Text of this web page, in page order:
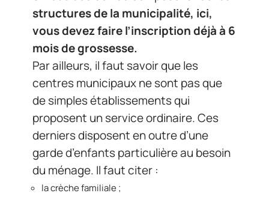
structures de la municipalité, ici,
vous devez faire l’inscription déjà à 6
mois de grossesse.
Par ailleurs, il faut savoir que les
centres municipaux ne sont pas que
de simples établissements qui
proposent un service ordinaire. Ces
derniers disposent en outre d’une
garde d’enfants particulière au besoin
du ménage. Il faut citer :
la crèche familiale ;